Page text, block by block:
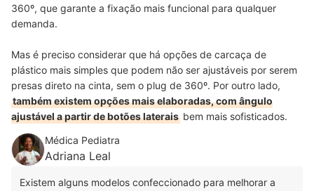
360º, que garante a fixação mais funcional para qualquer
demanda.
Mas é preciso considerar que há opções de carcaça de
plástico mais simples que podem não ser ajustáveis por serem
presas direto na cinta, sem o plug de 360º. Por outro lado,
também existem opções mais elaboradas, com ângulo
ajustável a partir de botões laterais bem mais sofisticados.
Médica Pediatra
Adriana Leal
Existem alguns modelos confeccionado para melhorar a